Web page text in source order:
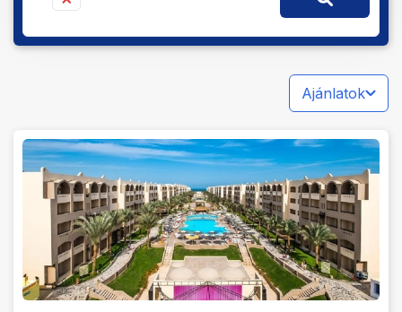
Ajánlatok